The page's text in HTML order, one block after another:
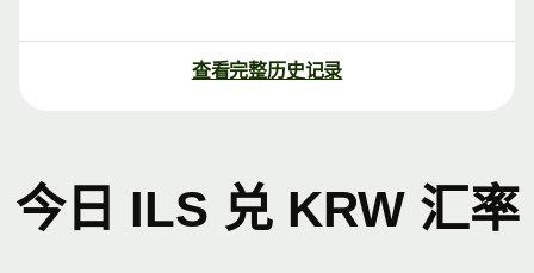
查看完整历史记录
今日 ILS 兑 KRW 汇率